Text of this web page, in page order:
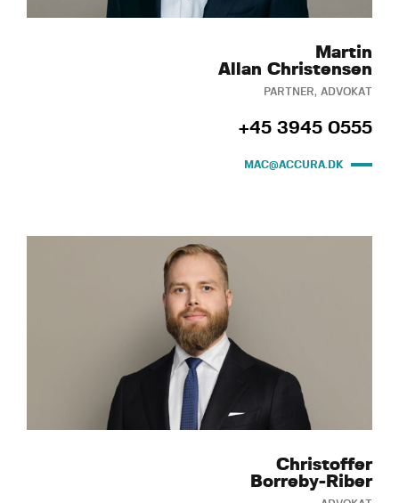
Martin
Allan Christensen
PARTNER, ADVOKAT
+45 3945 0555
MAC@ACCURA.DK
Christoffer
Borreby-Riber